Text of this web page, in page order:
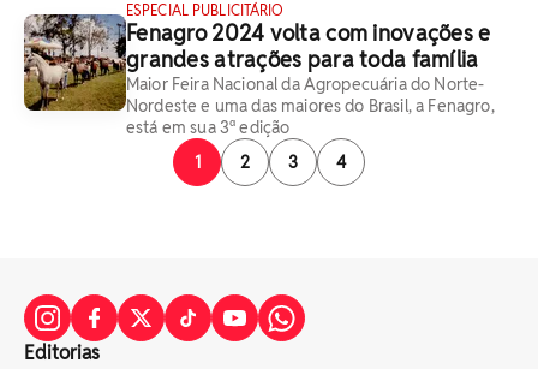
ESPECIAL PUBLICITÁRIO
Fenagro 2024 volta com inovações e
grandes atrações para toda família
Maior Feira Nacional da Agropecuária do Norte-
Nordeste e uma das maiores do Brasil, a Fenagro,
está em sua 3ª edição
1
2 3 4
Editorias